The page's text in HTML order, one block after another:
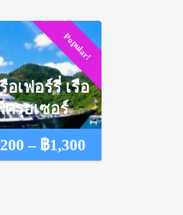
฿1,650
through
฿2,250
Popular!
– ฿1,300Price
อเฟอร์รี่ เรือ
รุยเซอร์